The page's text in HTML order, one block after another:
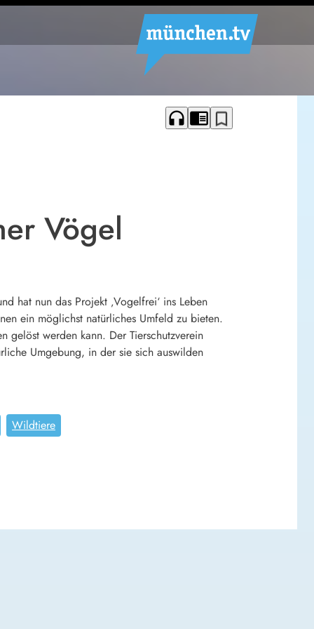
headphones chrome_reader_mode bookmark_border
Vögel
hat nun das Projekt ‚Vogelfrei‘ ins Leben
ein möglichst natürliches Umfeld zu bieten.
gelöst werden kann. Der Tierschutzverein
Umgebung, in der sie sich auswilden
Wildtiere